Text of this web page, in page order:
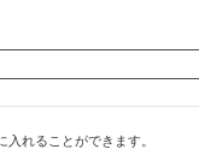
れることができます。